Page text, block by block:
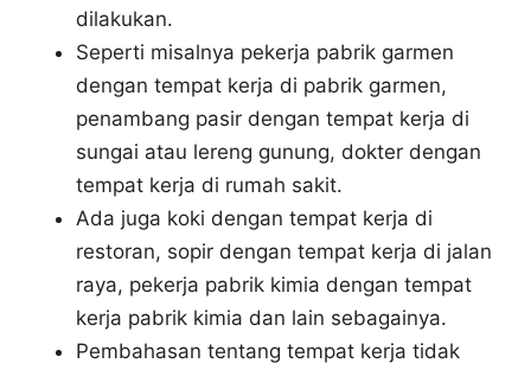
dilakukan.
Seperti misalnya pekerja pabrik garmen
dengan tempat kerja di pabrik garmen,
penambang pasir dengan tempat kerja di
sungai atau lereng gunung, dokter dengan
tempat kerja di rumah sakit.
Ada juga koki dengan tempat kerja di
restoran, sopir dengan tempat kerja di jalan
raya, pekerja pabrik kimia dengan tempat
kerja pabrik kimia dan lain sebagainya.
Pembahasan tentang tempat kerja tidak